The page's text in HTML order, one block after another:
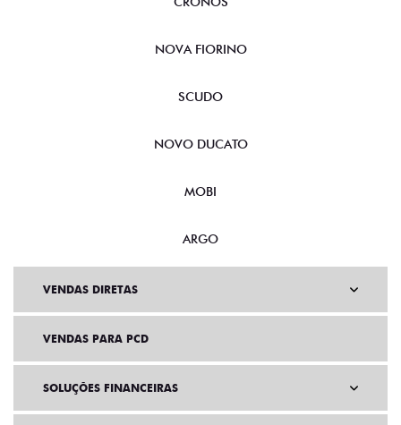
NOVA FIORINO
SCUDO
NOVO DUCATO
MOBI
ARGO
VENDAS DIRETAS
VENDAS PARA PCD
SOLUÇÕES FINANCEIRAS